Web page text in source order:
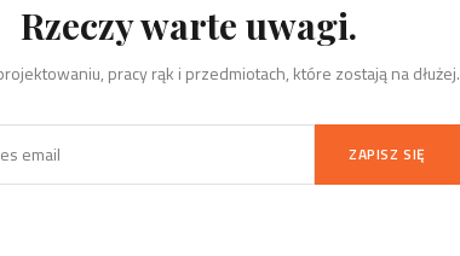
Rzeczy warte uwagi.
pracy rąk i przedmiotach, które zostają na dłużej.
ZAPISZ SIĘ